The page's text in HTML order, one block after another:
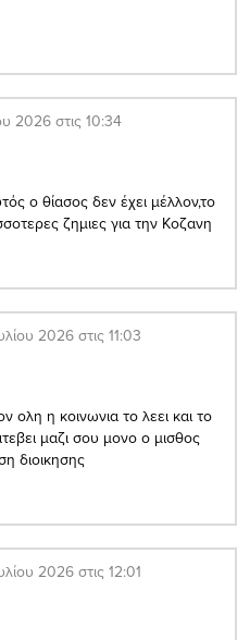
2026 στις 10:34
ο θίασος δεν έχει μέλλον,το
ζημιες για την Κοζανη
2026 στις 11:03
ολη η κοινωνια το λεει και το
μαζι σου μονο ο μισθος
διοικησης
2026 στις 12:01